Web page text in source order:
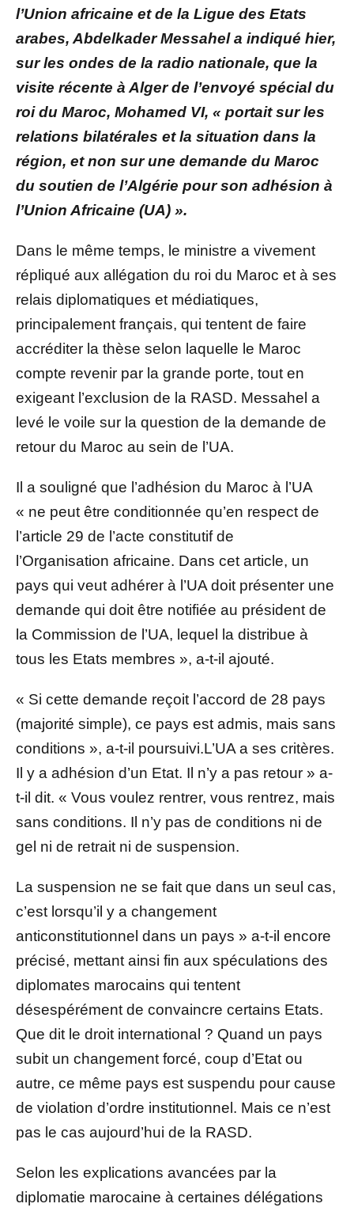
l’Union africaine et de la Ligue des Etats
arabes, Abdelkader Messahel a indiqué hier,
sur les ondes de la radio nationale, que la
visite récente à Alger de l’envoyé spécial du
roi du Maroc, Mohamed VI, « portait sur les
relations bilatérales et la situation dans la
région, et non sur une demande du Maroc
du soutien de l’Algérie pour son adhésion à
l’Union Africaine (UA) ».
Dans le même temps, le ministre a vivement
répliqué aux allégation du roi du Maroc et à ses
relais diplomatiques et médiatiques,
principalement français, qui tentent de faire
accréditer la thèse selon laquelle le Maroc
compte revenir par la grande porte, tout en
exigeant l’exclusion de la RASD. Messahel a
levé le voile sur la question de la demande de
retour du Maroc au sein de l’UA.
Il a souligné que l’adhésion du Maroc à l’UA
« ne peut être conditionnée qu’en respect de
l’article 29 de l’acte constitutif de
l’Organisation africaine. Dans cet article, un
pays qui veut adhérer à l’UA doit présenter une
demande qui doit être notifiée au président de
la Commission de l’UA, lequel la distribue à
tous les Etats membres », a-t-il ajouté.
« Si cette demande reçoit l’accord de 28 pays
(majorité simple), ce pays est admis, mais sans
conditions », a-t-il poursuivi.L’UA a ses critères.
Il y a adhésion d’un Etat. Il n’y a pas retour » a-
t-il dit. « Vous voulez rentrer, vous rentrez, mais
sans conditions. Il n’y pas de conditions ni de
gel ni de retrait ni de suspension.
La suspension ne se fait que dans un seul cas,
c’est lorsqu’il y a changement
anticonstitutionnel dans un pays » a-t-il encore
précisé, mettant ainsi fin aux spéculations des
diplomates marocains qui tentent
désespérément de convaincre certains Etats.
Que dit le droit international ? Quand un pays
subit un changement forcé, coup d’Etat ou
autre, ce même pays est suspendu pour cause
de violation d’ordre institutionnel. Mais ce n’est
pas le cas aujourd’hui de la RASD.
Selon les explications avancées par la
diplomatie marocaine à certaines délégations